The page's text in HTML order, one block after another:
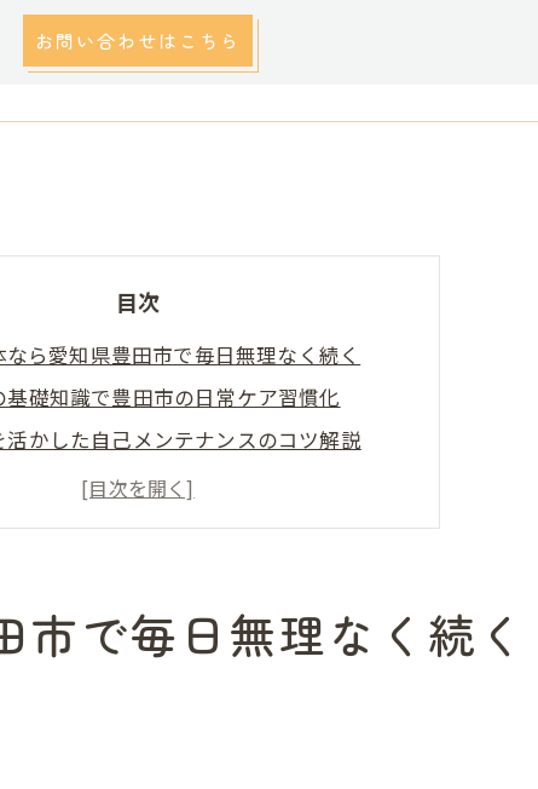
お問い合わせはこちら
目次
ら愛知県豊田市で毎日無理なく続く
基礎知識で豊田市の日常ケア習慣化
活かした自己メンテナンスのコツ解説
で続くセルフ整体の始め方とコツ
法を生活に取り入れる効果的な工夫
善に効果的な整体方法を探る
腰痛・肩こりにアプローチする方法
で毎日無理なく続く